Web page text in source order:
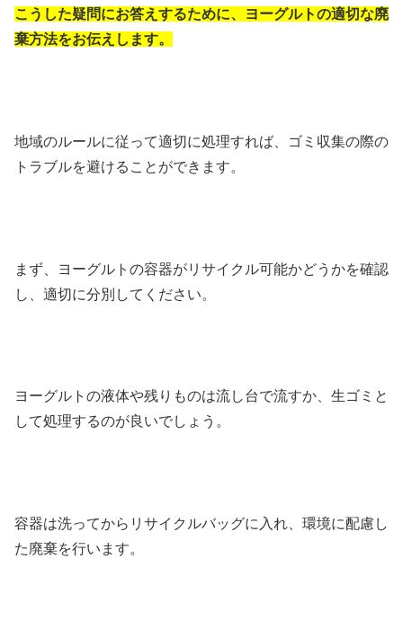
こうした疑問にお答えするために、ヨーグルトの適切な廃
棄方法をお伝えします。
地域のルールに従って適切に処理すれば、ゴミ収集の際の
トラブルを避けることができます。
まず、ヨーグルトの容器がリサイクル可能かどうかを確認
し、適切に分別してください。
ヨーグルトの液体や残りものは流し台で流すか、生ゴミと
して処理するのが良いでしょう。
容器は洗ってからリサイクルバッグに入れ、環境に配慮し
た廃棄を行います。